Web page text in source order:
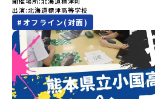
ご連絡ください。・キャンセルポリシ
しの場合、以下のルールに沿って対応
ください。プログラム開催日の前日＜
のご連絡日：お支払いいただく旅行代
前：無料・20日目-8日目：20％・7日
開始日の前日：40％・プログラム開
の不参加またはプログラム開始後の解
天候などの状況等によって開催を見合
うえで、「大樹町では具体的に何をす
という疑問にお答えする説明会です。
や、2泊3日のプログラムの中身をたっ
時： 5月13日(水) 19：00〜19：40内 容： 大樹町って
ろ？プログラム詳細解説、質疑応答
mirai.jp/events/002112お気軽にどう
けど大丈夫？」「どんな体験ができる
や、中学生のみなさんの素朴な疑問に
す。チャットでの質問も可能ですので
申し込みを迷われている方向けに
ます。知りたい情報のレベルに合わせ
活用ください。【STEP 1】全体オン
を公開中！）〜まずは「おためし地域
全国20以上の地域から選んで参加でき
体像や魅力について、説明会を開催し
にあたり、保護者様が特に気になる「
ト体制」についても詳しく解説してい
軽にご視聴ください。🎬 [アーカイブ
平市は自然（山）の恵みを生かした料
す。みなさんの地元の味とは違う「岩
しんでください🎵今回はこの大自然や
日本全国から集まる中学生や「平舘（
と一緒にさまざまなアクティビティを
はないスペシャルな魅力がギュッと詰
を使いながら、まちの魅力を一緒に探
体になり「開拓者精神」を育む！「平
し込みのタイミングを逃してしまった
ひ一歩踏み出してみませんか？※都合
がございます。お早目にご応募くだ
------＼返還不要・3年間最大72万／💡
万円】の給付型奨学金～夢に向かって
を応援！～ 詳細・条件はこちら
----＜体験費・宿泊費が無料！＞一万
が今も残る町！広大な自然と生き物と
まちの暮らしを一緒に体験してみませ
出演 北海道標津高等学校
#オフライン(対面)